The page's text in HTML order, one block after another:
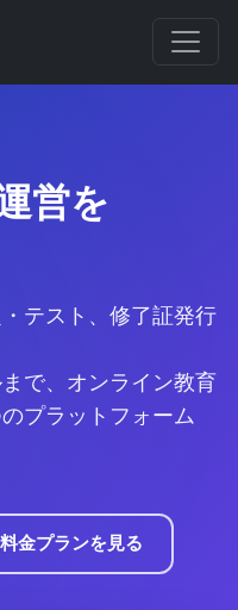
営を
テスト、修了証発行
で、オンライン教育
プラットフォーム
料金プランを見る